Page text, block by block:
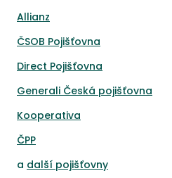
Allianz
ČSOB Pojišťovna
Direct Pojišťovna
Generali Česká pojišťovna
Kooperativa
ČPP
a další pojišťovny